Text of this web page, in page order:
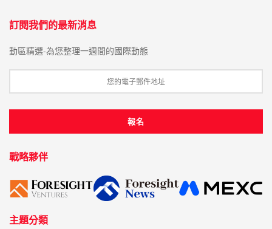
訂閱我們的最新消息
動區精選-為您整理一週間的國際動態
戰略夥伴
主題分類